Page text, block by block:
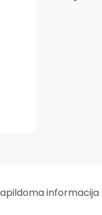
informacija